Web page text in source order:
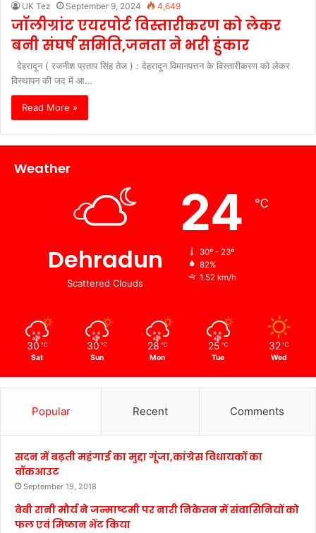
UK Tez September 9, 2024 4,649
जॉलीग्रांट एयरपोर्ट विस्तारीकरण को लेकर
बनी संघर्ष समिति,जनता ने भरी हुंकार
देहरादून ( रजनीश प्रताप सिंह तेज ) : देहरादून विमानपत्तन के विस्तारीकरण को लेकर
विस्थापन की जद में आ…
Read More »
Weather
Dehradun
Scattered Clouds
24 ℃
30º - 23º
82%
1.52 km/h
30 ℃
Sat
30 ℃
Sun
28 ℃
Mon
25 ℃
Tue
32 ℃
Wed
Popular Recent Comments
सदन में बढ़ती महंगाई का मुद्दा गूंजा,कांग्रेस विधायकों का
वॉकआउट
September 19, 2018
बेबी रानी मौर्य ने जन्माष्टमी पर नारी निकेतन में संवासिनियों को
फल एवं मिष्ठान भेंट किया